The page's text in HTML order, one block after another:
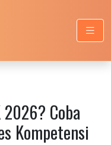
Coba
Kompetensi